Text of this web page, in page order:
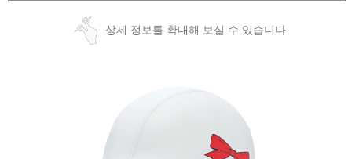
상세 정보를 확대해 보실 수 있습니다